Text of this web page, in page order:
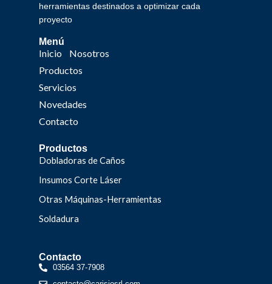
herramientas destinados a optimizar cada
proyecto
Menú
Inicio
Nosotros
Productos
Servicios
Novedades
Contacto
Productos
Dobladoras de Caños
Insumos Corte Láser
Otras Máquinas-Herramientas
Soldadura
Contacto
03564 37-7908